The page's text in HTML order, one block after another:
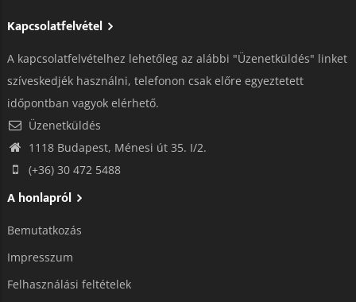
Kapcsolatfelvétel
A kapcsolatfelvételhez lehetőleg az alábbi "Üzenetküldés" linket
szíveskedjék használni, telefonon csak előre egyeztetett
időpontban vagyok elérhető.
Üzenetküldés
1118 Budapest, Ménesi út 35. I/2.
(+36) 30 472 5488
A honlapról
Bemutatkozás
Impresszum
Felhasználási feltételek